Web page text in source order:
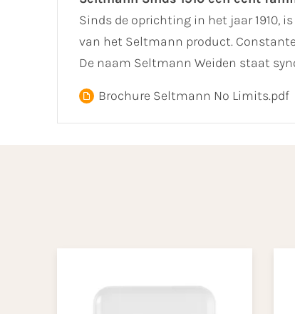
Sinds de oprichting in het jaar 1910,
van het Seltmann product.
De naam Seltmann Weiden staat
Brochure Seltmann No Limits.pdf